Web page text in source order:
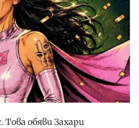
Това обяви Захари